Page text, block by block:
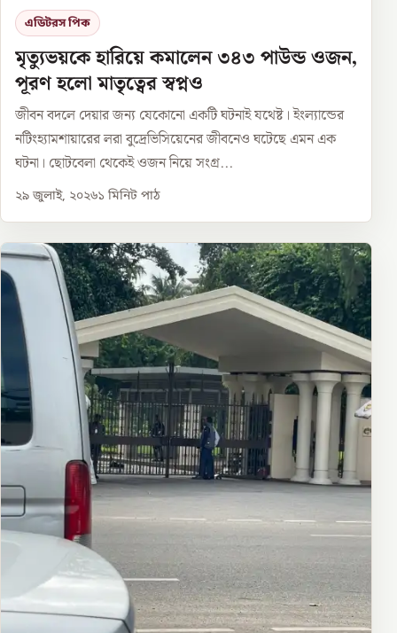
এডিটরস পিক
মৃত্যুভয়কে হারিয়ে কমালেন ৩৪৩ পাউন্ড ওজন,
পূরণ হলো মাতৃত্বের স্বপ্নও
জীবন বদলে দেয়ার জন্য যেকোনো একটি ঘটনাই যথেষ্ট। ইংল্যান্ডের
নটিংহ্যামশায়ারের লরা বুদ্রেভিসিয়েনের জীবনেও ঘটেছে এমন এক
ঘটনা। ছোটবেলা থেকেই ওজন নিয়ে সংগ্র...
২৯ জুলাই, ২০২৬১ মিনিট পাঠ